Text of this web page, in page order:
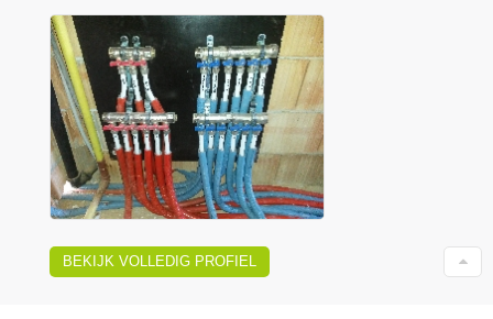
BEKIJK VOLLEDIG PROFIEL